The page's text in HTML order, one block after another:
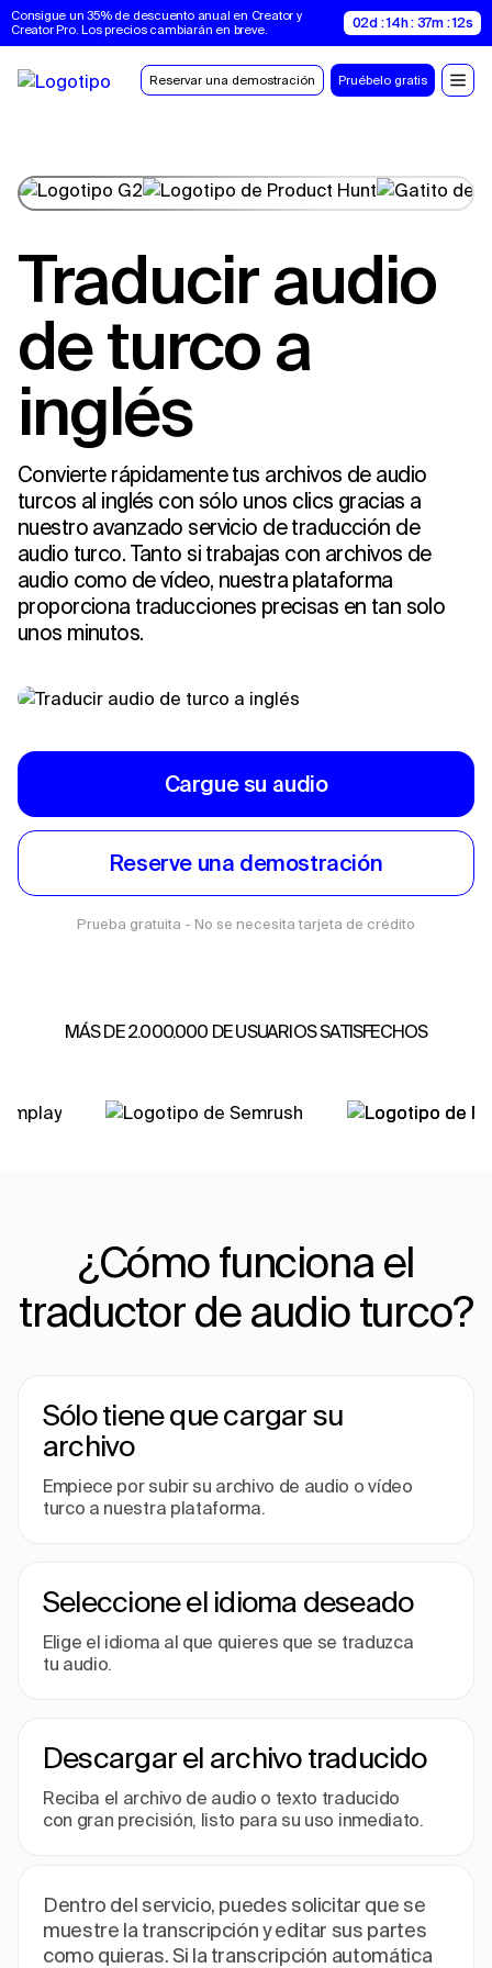
Consigue un 35% de descuento anual en Creator y
Creator Pro. Los precios cambiarán en breve.
02d : 14h : 37m : 11s
Reservar una demostración Pruébelo gratis
Traducir audio
de turco a
inglés
Convierte rápidamente tus archivos de audio
turcos al inglés con sólo unos clics gracias a
nuestro avanzado servicio de traducción de
audio turco. Tanto si trabajas con archivos de
audio como de vídeo, nuestra plataforma
proporciona traducciones precisas en tan solo
unos minutos.
Cargue su audio
Reserve una demostración
Prueba gratuita - No se necesita tarjeta de crédito
MÁS DE 2.000.000 DE USUARIOS SATISFECHOS
¿Cómo funciona el
traductor de audio turco?
Sólo tiene que cargar su
archivo
Empiece por subir su archivo de audio o vídeo
turco a nuestra plataforma.
Seleccione el idioma deseado
Elige el idioma al que quieres que se traduzca
tu audio.
Descargar el archivo traducido
Reciba el archivo de audio o texto traducido
con gran precisión, listo para su uso inmediato.
Dentro del servicio, puedes solicitar que se
muestre la transcripción y editar sus partes
como quieras. Si la transcripción automática